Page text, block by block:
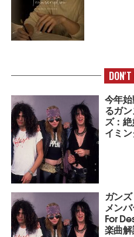
今年
るガ
ズ：
イミ
ガン
メン
For
楽曲